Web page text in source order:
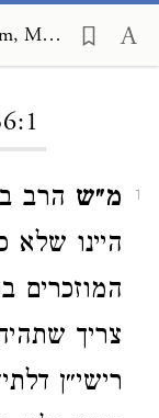
Peri Megadim on Orach Chayim, Mishbezot Zahav 36:1
1 מ״ש הרב
היינו שלא
המוזכרים
צריך
רישי״ן